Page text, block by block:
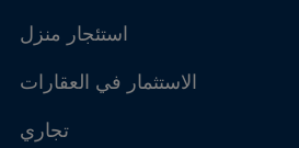
استئجار منزل
الاستثمار في العقارات
تجاري